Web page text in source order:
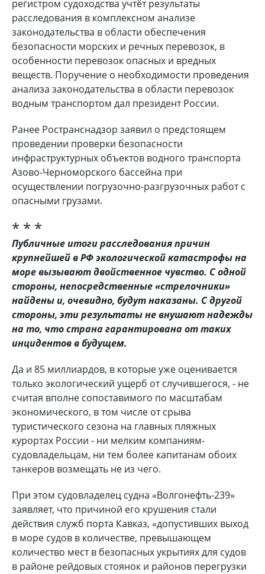
регистром судоходства учтёт результаты
расследования в комплексном анализе
законодательства в области обеспечения
безопасности морских и речных перевозок, в
особенности перевозок опасных и вредных
веществ. Поручение о необходимости проведения
анализа законодательства в области перевозок
водным транспортом дал президент России.
Ранее Ространснадзор заявил о предстоящем
проведении проверки безопасности
инфраструктурных объектов водного транспорта
Азово-Черноморского бассейна при
осуществлении погрузочно-разгрузочных работ с
опасными грузами.
* * *
Публичные итоги расследования причин
крупнейшей в РФ экологической катастрофы на
море вызывают двойственное чувство. С одной
стороны, непосредственные «стрелочники»
найдены и, очевидно, будут наказаны. С другой
стороны, эти результаты не внушают надежды
на то, что страна гарантирована от таких
инцидентов в будущем.
Да и 85 миллиардов, в которые уже оценивается
только экологический ущерб от случившегося, - не
считая вполне сопоставимого по масштабам
экономического, в том числе от срыва
туристического сезона на главных пляжных
курортах России - ни мелким компаниям-
судовладельцам, ни тем более капитанам обоих
танкеров возмещать не из чего.
При этом судовладелец судна «Волгонефть-239»
заявляет, что причиной его крушения стали
действия служб порта Кавказ, «допустивших выход
в море судов в количестве, превышающем
количество мест в безопасных укрытиях для судов
в районе рейдовых стоянок и районов перегрузки